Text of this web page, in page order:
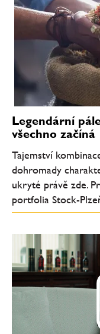
Legendární
všechno začíná
Tajemství
dohromady
ukryté právě zde.
portfolia Stock-